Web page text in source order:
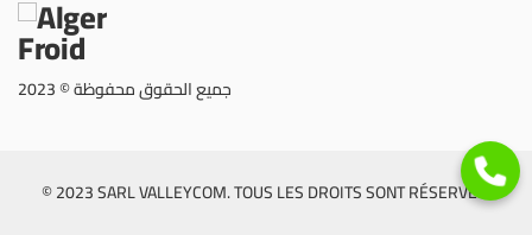
جميع الحقوق محفوظة © 2023
© 2023 SARL VALLEYCOM. TOUS LES DROITS SONT RÉSERVÉS.